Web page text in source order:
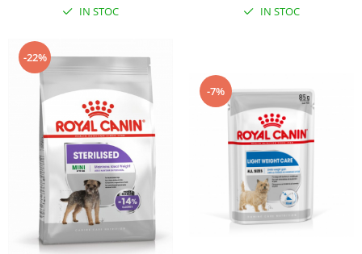
IN STOC IN STOC
-22%
-7%